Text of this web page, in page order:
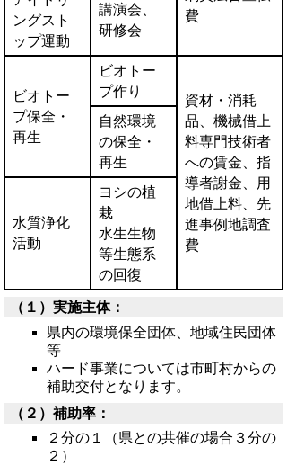
費
ングスト
ップ運動
講演会、
研修会
ビオトー
プ保全・
再生
ビオトー
プ作り
資材・消耗
品、機械借上
料専門技術者
への賃金、指
導者謝金、用
地借上料、先
進事例地調査
費
自然環境
の保全・
再生
水質浄化
活動
ヨシの植
栽
水生生物
等生態系
の回復
（１）実施主体：
県内の環境保全団体、地域住民団体
等
ハード事業については市町村からの
補助交付となります。
（２）補助率：
２分の１（県との共催の場合３分の
２）